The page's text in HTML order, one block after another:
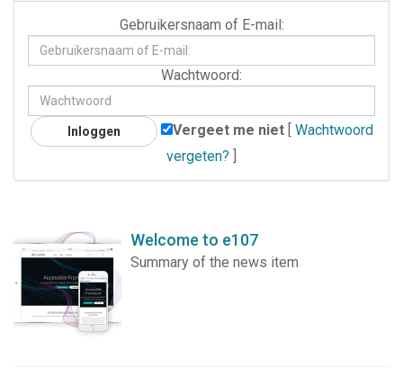
Gebruikersnaam of E-mail:Gebruikersnaam
E-
mail:
Wachtwoord:
Vergeet me niet
Wachtwoord
vergeten? ]
Welcome to e107
Summary of the news item